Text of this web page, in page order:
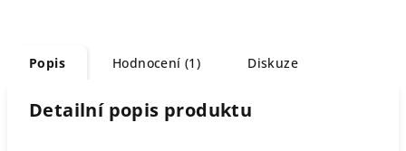
Popis Hodnocení (1) Diskuze
Detailní popis produktu